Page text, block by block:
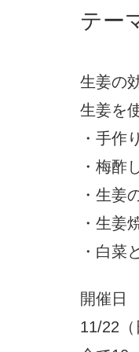
テー
生姜の
生姜を
・手作
・梅酢
・生姜
・生姜
・白菜
開催日
11/22（